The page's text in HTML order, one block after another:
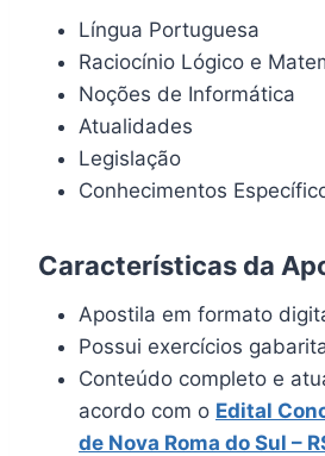
Língua Portuguesa
Raciocínio Lógico e
Noções de Informática
Atualidades
Legislação
Conhecimentos
Características da
Apostila em formato
Possui exercícios
Conteúdo completo e
acordo com o Edital
de Nova Roma do Sul –